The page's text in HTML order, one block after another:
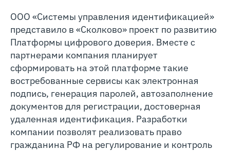
ООО «Системы управления идентификацией»
представило в «Сколково» проект по развитию
Платформы цифрового доверия. Вместе с
партнерами компания планирует
сформировать на этой платформе такие
востребованные сервисы как электронная
подпись, генерация паролей, автозаполнение
документов для регистрации, достоверная
удаленная идентификация. Разработки
компании позволят реализовать право
гражданина РФ на регулирование и контроль